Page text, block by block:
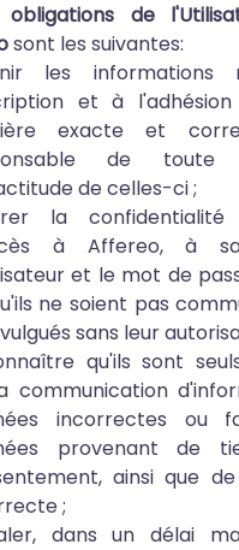
obligations de
sont les suivantes:
les informations
et à
exacte et
de toute
de celles-ci ;
la confidentialité
à Affereo, à
et le mot de
ne soient pas
sans leur
qu'ils sont
communication
incorrectes ou
provenant de
ainsi que
;
dans un délai